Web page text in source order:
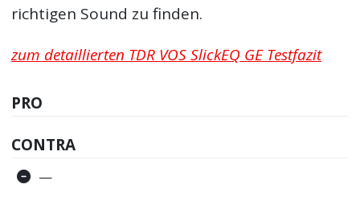
richtigen Sound zu finden.
zum detaillierten TDR VOS SlickEQ GE Testfazit
PRO
CONTRA
—